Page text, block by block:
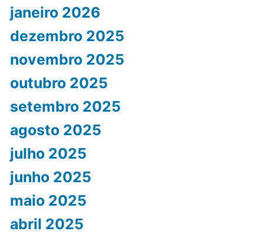
janeiro 2026
dezembro 2025
novembro 2025
outubro 2025
setembro 2025
agosto 2025
julho 2025
junho 2025
maio 2025
abril 2025